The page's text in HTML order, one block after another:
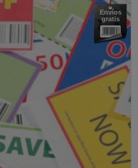
Envíos
gratis